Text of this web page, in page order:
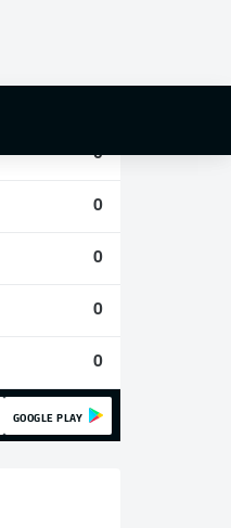
0
0
0
0
0
GOOGLE PLAY